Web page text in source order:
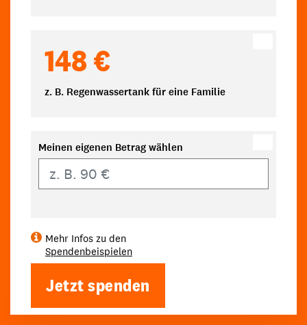
148 €
z. B. Regenwassertank für eine Familie
Meinen eigenen Betrag wählen
Mehr Infos zu den
Spendenbeispielen
Jetzt spenden